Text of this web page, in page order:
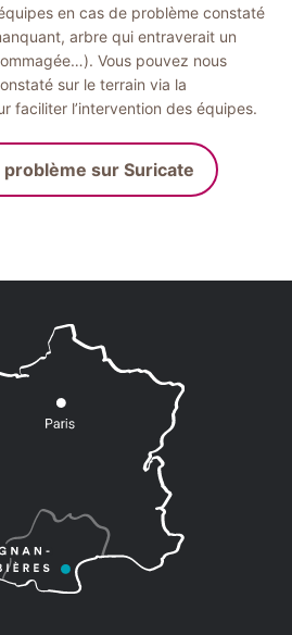
en cas de problème constaté
arbre qui entraverait un
Vous pouvez nous
sur le terrain via la
faciliter l’intervention des équipes.
problème sur Suricate